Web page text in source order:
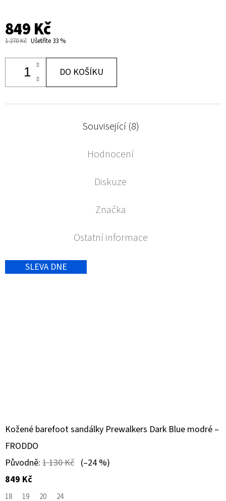
849 Kč
1 270 Kč Ušetříte 33 %
DO KOŠÍKU
Související (8)
Hodnocení
Diskuze
Značka
Ostatní informace
SLEVA DNE
Kožené barefoot sandálky Prewalkers Dark Blue modré –
FRODDO
Původně: 1 130 Kč (–24 %)
849 Kč
18 19 20 24